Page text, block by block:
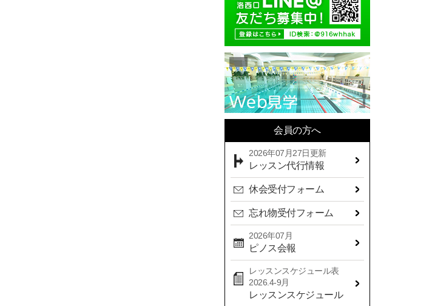
2025年06月(13)
2025年05月(17)
2025年04月(19)
2025年03月(10)
2025年02月(9)
2025年01月(14)
2024年12月(14)
2024年11月(19)
2024年09月(15)
2024年08月(21)
2024年07月(20)
2024年06月(29)
2024年05月(22)
2024年04月(20)
会員の方へ
2026年07月27日更新
レッスン代行情報
休会受付フォーム
忘れ物受付フォーム
2026年07月
ピノス会報
レッスンスケジュール表
2026.4-9月
レッスンスケジュール